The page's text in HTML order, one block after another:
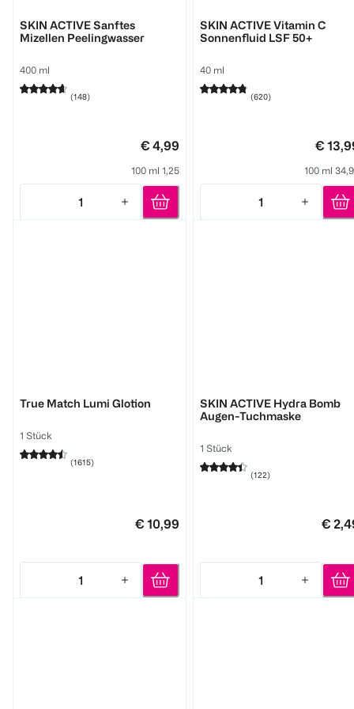
SKIN ACTIVE Sanftes
Mizellen Peelingwasser
400 ml
(148)
€ 4,99
100 ml 1,25
1
Quantity: 1
SKIN ACTIVE Vitamin C
Sonnenfluid LSF 50+
40 ml
(620)
€
100 ml
1
Quantity: 1
True Match Lumi Glotion
1 Stück
(1615)
€ 10,99
1
Quantity: 1
SKIN ACTIVE Hydra Bomb
Augen-Tuchmaske
1 Stück
(122)
€
1
Quantity: 1